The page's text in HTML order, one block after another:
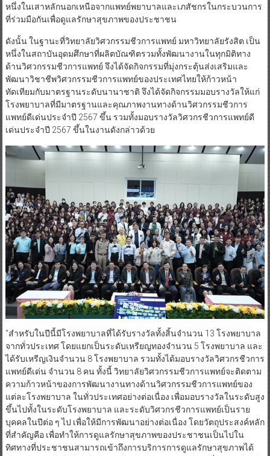
หนึ่งในเสาหลักนอกเหนือจากแพทย์พยาบาลและเภสัชกรในกระบวนการ
ที่ร่วมมือกันเพื่อดูแลรักษาสุขภาพของประชาชน
ดังนั้น ในฐานะที่วิทยาลัยวิศวกรรมชีวการแพทย์ มหาวิทยาลัยรังสิต เป็น
หนึ่งในสถาบันอุดมศึกษาที่ผลิตบัณฑิตรวมทั้งพัฒนางานในทุกมิติทาง
ด้านวิศวกรรมชีวการแพทย์ จึงได้จัดกิจกรรมที่มุ่งกระตุ้นส่งเสริมและ
พัฒนาวิชาชีพวิศวกรรมชีวการแพทย์ของประเทศไทยให้ก้าวหน้า
ทัดเทียมกับมาตรฐานระดับนานาชาติ จึงได้จัดกิจกรรมมอบรางวัลให้แก่
โรงพยาบาลที่มีมาตรฐานและคุณภาพงานทางด้านวิศวกรรมชีวการ
แพทย์ดีเด่นประจำปี 2567 ขึ้น รวมทั้งมอบรางวัลวิศวกรชีวการแพทย์ดี
เด่นประจำปี 2567 ขึ้นในงานดังกล่าวด้วย
“สำหรับในปีนี้มีโรงพยาบาลที่ได้รับรางวัลทั้งสิ้นจำนวน 13 โรงพยาบาล
จากทั่วประเทศ โดยแยกเป็นระดับเหรียญทองจำนวน 5 โรงพยาบาล และ
ได้รับเหรีญเงินจำนวน 8 โรงพยาบาล รวมทั้งได้มอบรางวัลวิศวกรชีวการ
แพทย์ดีเด่น จำนวน 8 คน ทั้งนี้ วิทยาลัยวิศวกรรมชีวการแพทย์จะติดตาม
ความก้าวหน้าของการพัฒนางานทางด้านวิศวกรรมชีวการแพทย์ของ
แต่ละโรงพยาบาล ในทั่วประเทศอย่างต่อเนื่อง เพื่อมอบรางวัลในระดับสูง
ขึ้นไปทั้งในระดับโรงพยาบาล และระดับวิศวกรชีวการแพทย์เป็นราย
บุคคลในปีต่อ ๆ ไป เพื่อให้มีการพัฒนาอย่างต่อเนื่อง โดยวัตถุประสงค์หลัก
ที่สำคัญคือ เพื่อทำให้การดูแลรักษาสุขภาพของประชาชนเป็นไปใน
ทิศทางที่ประชาชนสามารถเข้าถึงการบริการการดูแลรักษาสุขภาพได้